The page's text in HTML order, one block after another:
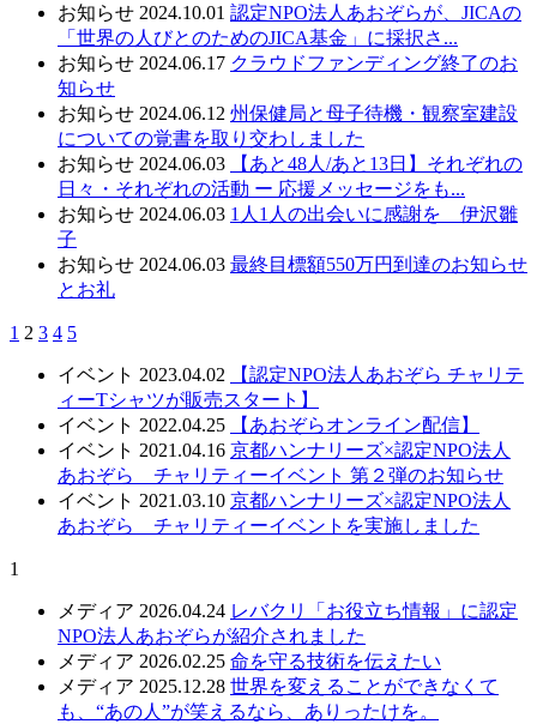
お知らせ 2024.10.01 認定NPO法人あおぞらが、JICAの
「世界の人びとのためのJICA基金」に採択さ...
お知らせ 2024.06.17 クラウドファンディング終了のお
知らせ
お知らせ 2024.06.12 州保健局と母子待機・観察室建設
についての覚書を取り交わしました
お知らせ 2024.06.03
【あと48人/あと13日】それぞれの
日々・それぞれの活動 ー 応援メッセージをも...
お知らせ 2024.06.03 1人1人の出会いに感謝を 伊沢雛
子
お知らせ 2024.06.03 最終目標額550万円到達のお知らせ
とお礼
1 2 3 4 5
イベント 2023.04.02
【認定NPO法人あおぞら チャリテ
ィーTシャツが販売スタート】
イベント 2022.04.25
【あおぞらオンライン配信】
イベント 2021.04.16 京都ハンナリーズ×認定NPO法人
あおぞら チャリティーイベント 第２弾のお知らせ
イベント 2021.03.10 京都ハンナリーズ×認定NPO法人
あおぞら チャリティーイベントを実施しました
1
メディア 2026.04.24 レバクリ「お役立ち情報」に認定
NPO法人あおぞらが紹介されました
メディア 2026.02.25 命を守る技術を伝えたい
メディア 2025.12.28 世界を変えることができなくて
も、“あの人”が笑えるなら、ありったけを。